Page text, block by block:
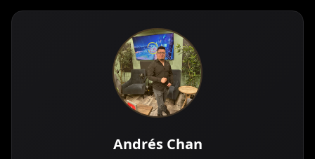
Andrés Chan